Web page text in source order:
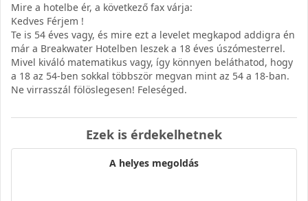
Mire a hotelbe ér, a következő fax várja:
Kedves Férjem !
Te is 54 éves vagy, és mire ezt a levelet megkapod addigra én
már a Breakwater Hotelben leszek a 18 éves úszómesterrel.
Mivel kiváló matematikus vagy, így könnyen beláthatod, hogy
a 18 az 54-ben sokkal többször megvan mint az 54 a 18-ban.
Ne virrasszál fölöslegesen! Feleséged.
Ezek is érdekelhetnek
A helyes megoldás